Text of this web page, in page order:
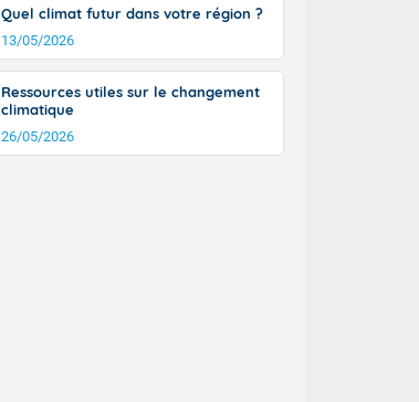
Quel climat futur dans votre région ?
13/05/2026
Ressources utiles sur le changement
climatique
26/05/2026